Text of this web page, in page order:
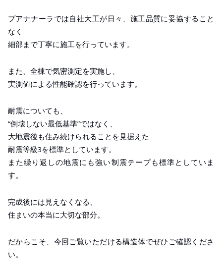
プアナナーラでは自社大工が日々、施工品質に妥協すること
なく
細部まで丁寧に施工を行っています。
また、全棟で気密測定を実施し、
実測値による性能確認を行っています。
耐震についても、
“倒壊しない最低基準”ではなく、
大地震後も住み続けられることを見据えた
耐震等級3を標準としています。
また繰り返しの地震にも強い制震テープも標準としていま
す。
完成後には見えなくなる、
住まいの本当に大切な部分。
だからこそ、今回ご覧いただける構造体でぜひご確認くださ
い。